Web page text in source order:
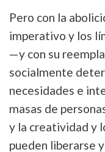
Pero con la
imperativo y los
—y con su
socialmente
necesidades e
masas de
y la creatividad y
pueden liberarse